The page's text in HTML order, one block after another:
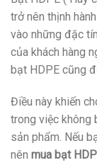
trở nên thịnh
vào những đặc
của khách hàng
bạt HDPE cũng
Điều này khiến
trong việc không
sản phẩm. Nếu
nên mua bạt